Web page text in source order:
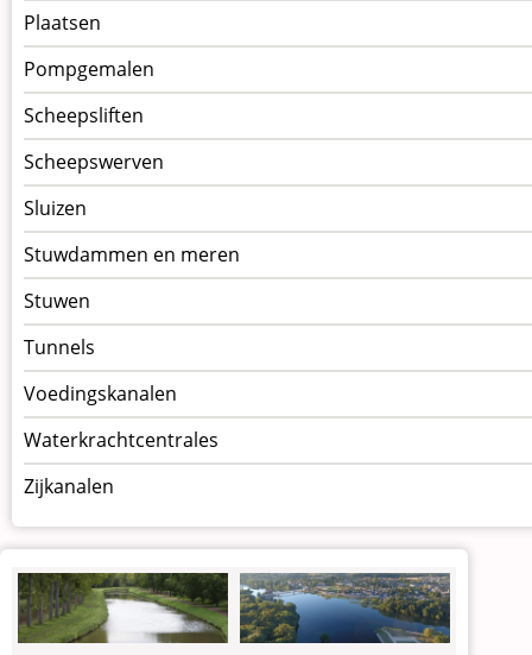
Plaatsen
Pompgemalen
Scheepsliften
Scheepswerven
Sluizen
Stuwdammen en meren
Stuwen
Tunnels
Voedingskanalen
Waterkrachtcentrales
Zijkanalen